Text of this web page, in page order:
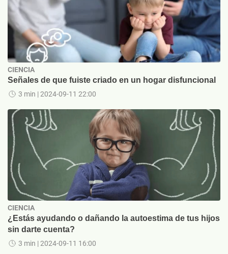
CIENCIA
Señales de que fuiste criado en un hogar disfuncional
3 min | 2024-09-11 22:00
CIENCIA
¿Estás ayudando o dañando la autoestima de tus hijos
sin darte cuenta?
3 min | 2024-09-11 16:00